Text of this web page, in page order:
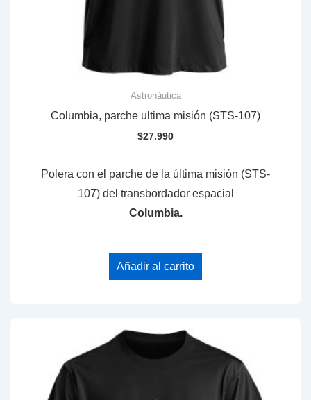
Astronáutica
Columbia, parche ultima misión (STS-107)
$27.990
Polera con el parche de la última misión (STS-
107) del transbordador espacial
Columbia.
Añadir al carrito